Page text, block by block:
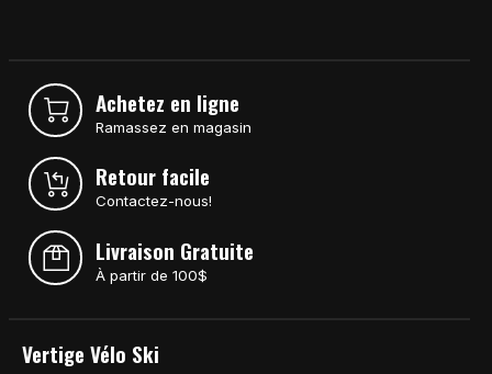
Achetez en ligne
Ramassez en magasin
Retour facile
Contactez-nous!
Livraison Gratuite
À partir de 100$
Vertige Vélo Ski